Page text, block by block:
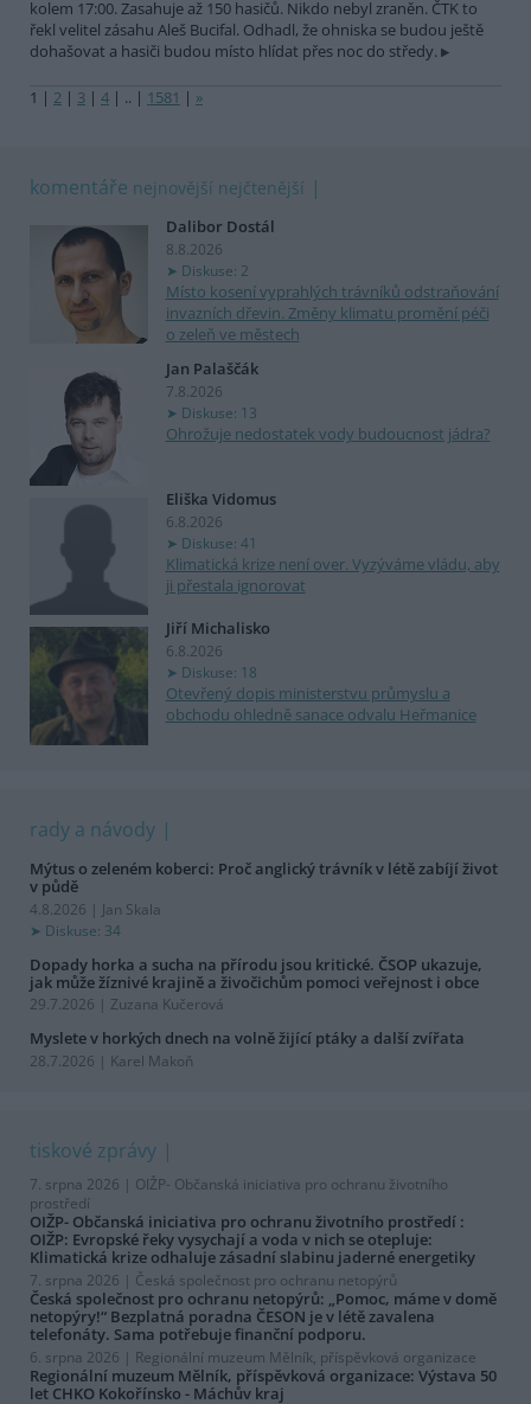
kolem 17:00. Zasahuje až 150 hasičů. Nikdo nebyl zraněn. ČTK to
řekl velitel zásahu Aleš Bucifal. Odhadl, že ohniska se budou ještě
dohašovat a hasiči budou místo hlídat přes noc do středy.
1 | 2 | 3 | 4 | .. | 1581 | »
komentáře nejnovější nejčtenější
Dalibor Dostál
8.8.2026
Diskuse: 2
Místo kosení vyprahlých trávníků odstraňování
invazních dřevin. Změny klimatu promění péči
o zeleň ve městech
Jan Palaščák
7.8.2026
Diskuse: 13
Ohrožuje nedostatek vody budoucnost jádra?
Eliška Vidomus
6.8.2026
Diskuse: 41
Klimatická krize není over. Vyzýváme vládu, aby
ji přestala ignorovat
Jiří Michalisko
6.8.2026
Diskuse: 18
Otevřený dopis ministerstvu průmyslu a
obchodu ohledně sanace odvalu Heřmanice
rady a návody
Mýtus o zeleném koberci: Proč anglický trávník v létě zabíjí život
v půdě
4.8.2026 | Jan Skala
Diskuse: 34
Dopady horka a sucha na přírodu jsou kritické. ČSOP ukazuje,
jak může žíznivé krajině a živočichům pomoci veřejnost i obce
29.7.2026 | Zuzana Kučerová
Myslete v horkých dnech na volně žijící ptáky a další zvířata
28.7.2026 | Karel Makoň
tiskové zprávy
7. srpna 2026 | OIŽP- Občanská iniciativa pro ochranu životního
prostředí
OIŽP- Občanská iniciativa pro ochranu životního prostředí :
OIŽP: Evropské řeky vysychají a voda v nich se otepluje:
Klimatická krize odhaluje zásadní slabinu jaderné energetiky
7. srpna 2026 | Česká společnost pro ochranu netopýrů
Česká společnost pro ochranu netopýrů: „Pomoc, máme v domě
netopýry!“ Bezplatná poradna ČESON je v létě zavalena
telefonáty. Sama potřebuje finanční podporu.
6. srpna 2026 | Regionální muzeum Mělník, příspěvková organizace
Regionální muzeum Mělník, příspěvková organizace: Výstava 50
let CHKO Kokořínsko - Máchův kraj